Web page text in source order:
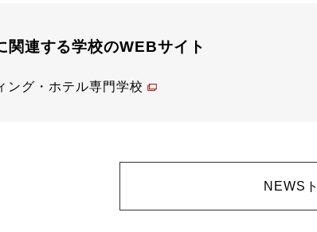
関連する学校のWEBサイト
ング・ホテル専門学校
NEWS